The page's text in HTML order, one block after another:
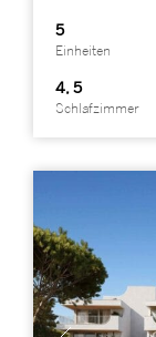
5
Einheiten
4, 5
Schlafzimmer